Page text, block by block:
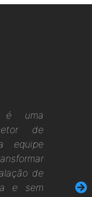
é uma
de
equipe
de
e sem